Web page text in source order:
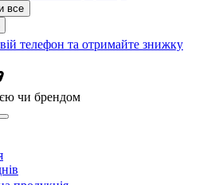
все
телефон та отримайте знижку
чи брендом